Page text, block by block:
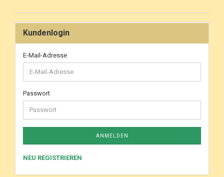
Kundenlogin
E-Mail-Adresse
Passwort
ANMELDEN
NEU REGISTRIEREN